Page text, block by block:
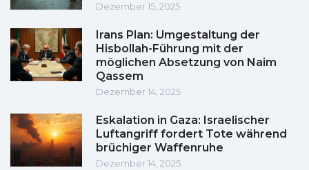
Dezember 15, 2025
Irans Plan: Umgestaltung der
Hisbollah-Führung mit der
möglichen Absetzung von Naim
Qassem
Dezember 14, 2025
Eskalation in Gaza: Israelischer
Luftangriff fordert Tote während
brüchiger Waffenruhe
Dezember 14, 2025